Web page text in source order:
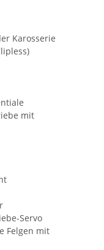
Karosserie
mit
Servo
Felgen mit